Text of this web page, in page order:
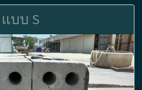
บบ S